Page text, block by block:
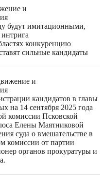
и
будут имитационными,
конкуренцию
сильные кандидаты
и
кандидатов в главы
на 14 сентября 2025 года
комиссии Псковской
Елены Маятниковой
суда о вмешательстве в
комиссии от партии
органов прокуратуры и